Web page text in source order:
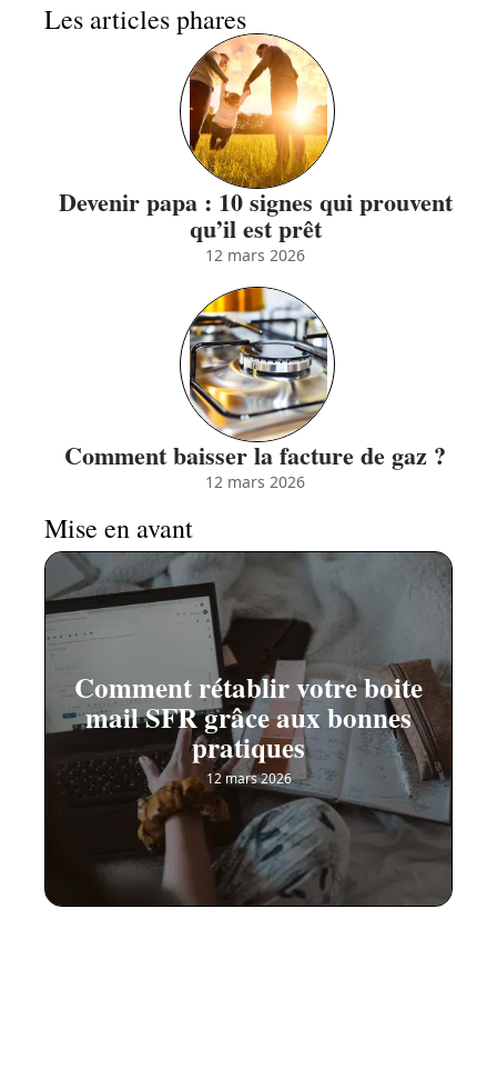
Les articles phares
Devenir papa : 10 signes qui prouvent
qu’il est prêt
12 mars 2026
Comment baisser la facture de gaz ?
12 mars 2026
Mise en avant
Comment rétablir votre boite
mail SFR grâce aux bonnes
pratiques
12 mars 2026